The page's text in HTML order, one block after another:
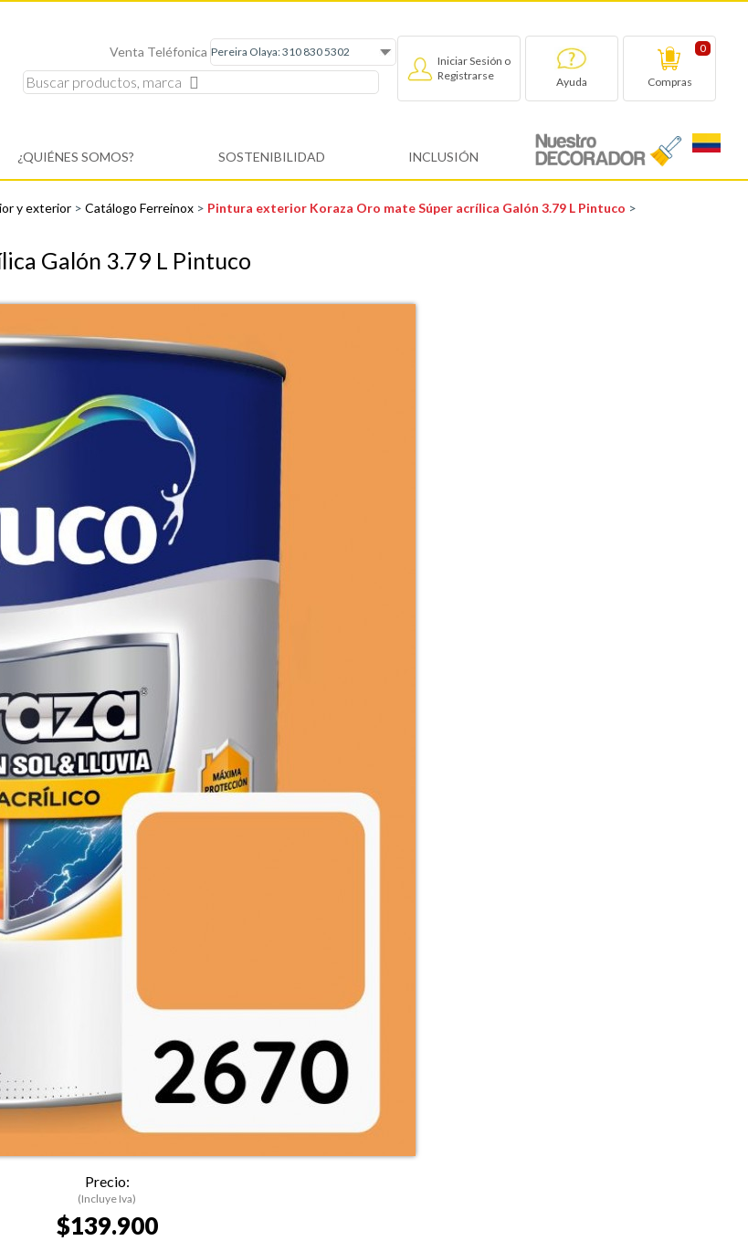
Venta Teléfonica
Iniciar Sesión o
Registrarse
Ayuda
0
Compras
¿QUIÉNES SOMOS? SOSTENIBILIDAD INCLUSIÓN
y exterior > Catálogo Ferreinox > Pintura exterior Koraza Oro mate Súper acrílica Galón 3.79 L Pintuco >
Galón 3.79 L Pintuco
Precio:
(Incluye Iva)
$139.900